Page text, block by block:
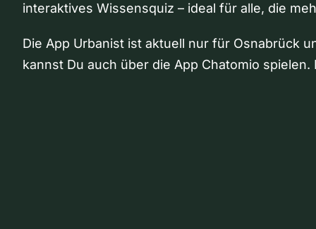
interaktives Wissensquiz – ideal für alle, die
Die App Urbanist ist aktuell nur für Osnabrück
kannst Du auch über die App Chatomio